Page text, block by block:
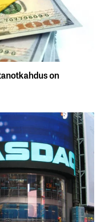
on